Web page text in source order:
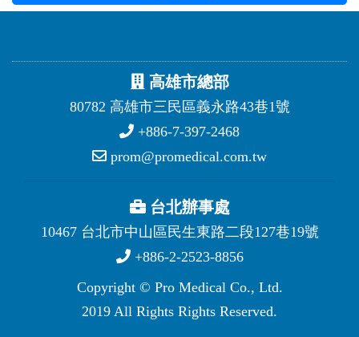
高雄市總部
80782 高雄市三民區義永路43巷1號
+886-7-397-2468
prom@promedical.com.tw
台北辦事處
10467 台北市中山區民生東路二段127巷19號
+886-2-2523-8856
Copyright © Pro Medical Co., Ltd.
2019 All Rights Rights Reserved.